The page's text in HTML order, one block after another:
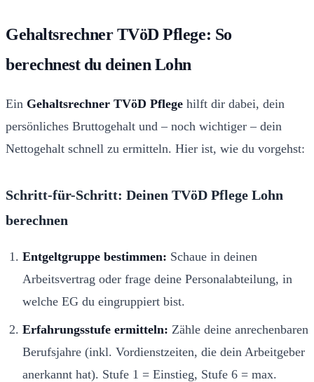
Gehaltsrechner TVöD Pflege: So
berechnest du deinen Lohn
Ein Gehaltsrechner TVöD Pflege hilft dir dabei, dein
persönliches Bruttogehalt und – noch wichtiger – dein
Nettogehalt schnell zu ermitteln. Hier ist, wie du vorgehst:
Schritt-für-Schritt: Deinen TVöD Pflege Lohn
berechnen
Entgeltgruppe bestimmen: Schaue in deinen
Arbeitsvertrag oder frage deine Personalabteilung, in
welche EG du eingruppiert bist.
Erfahrungsstufe ermitteln: Zähle deine anrechenbaren
Berufsjahre (inkl. Vordienstzeiten, die dein Arbeitgeber
anerkannt hat). Stufe 1 = Einstieg, Stufe 6 = max.